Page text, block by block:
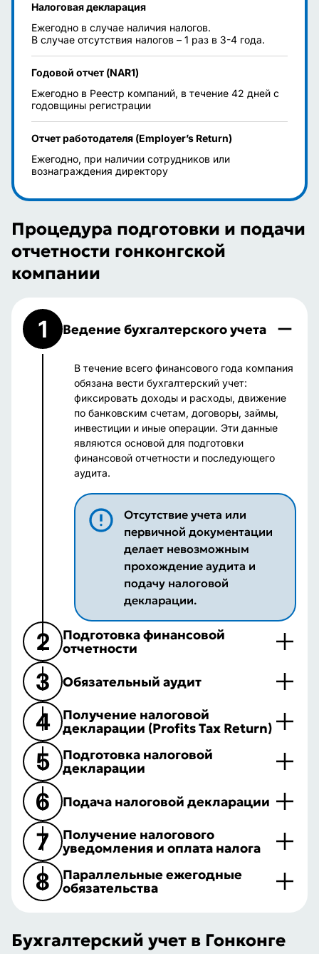
Налоговая декларация
Ежегодно в случае наличия налогов.
В случае отсутствия налогов – 1 раз в 3-4 года.
Годовой отчет (NAR1)
Ежегодно в Реестр компаний, в течение 42 дней с
годовщины регистрации
Отчет работодателя (Employer’s Return)
Ежегодно, при наличии сотрудников или
вознаграждения директору
Процедура подготовки и подачи
отчетности гонконгской
компании
1 Ведение бухгалтерского учета
В течение всего финансового года компания
обязана вести бухгалтерский учет:
фиксировать доходы и расходы, движение
по банковским счетам, договоры, займы,
инвестиции и иные операции. Эти данные
являются основой для подготовки
финансовой отчетности и последующего
аудита.
Отсутствие учета или
первичной документации
делает невозможным
прохождение аудита и
подачу налоговой
декларации.
2
Подготовка финансовой
отчетности
3 Обязательный аудит
4
Получение налоговой
декларации (Profits Tax Return)
5
Подготовка налоговой
декларации
6 Подача налоговой декларации
7
Получение налогового
уведомления и оплата налога
8
Параллельные ежегодные
обязательства
Бухгалтерский учет в Гонконге